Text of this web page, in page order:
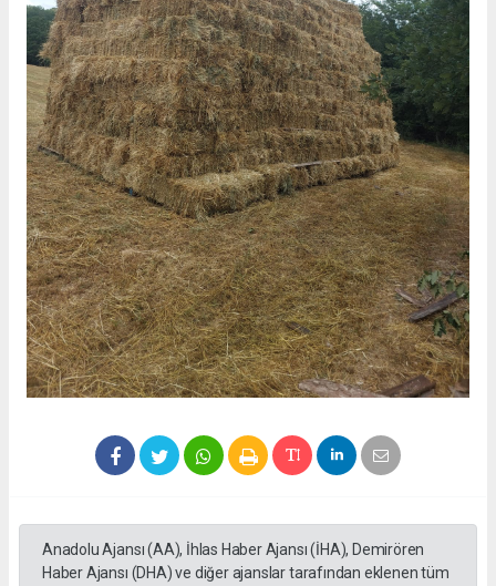
Anadolu Ajansı (AA), İhlas Haber Ajansı (İHA), Demirören
Haber Ajansı (DHA) ve diğer ajanslar tarafından eklenen tüm